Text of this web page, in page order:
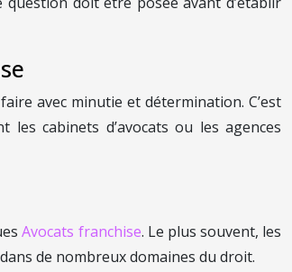
avec minutie et détermination. C’est
les cabinets d’avocats ou les agences
Avocats franchise. Le plus souvent, les
de nombreux domaines du droit.